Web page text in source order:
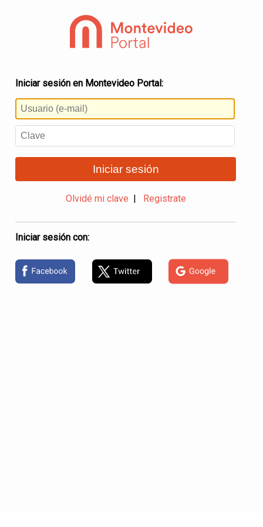
Iniciar sesión en Montevideo Portal:
Iniciar sesión
Olvidé mi clave Registrate
Iniciar sesión con: